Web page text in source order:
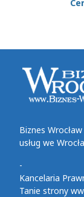
Biznes
usług we
-
Kancelaria
Tanie strony